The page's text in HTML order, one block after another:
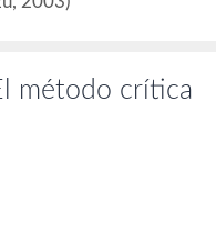
método crítica